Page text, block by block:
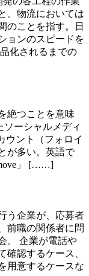
。物流においては
のことを指す。日
ョンのスピードを
化されるまでの
絶つことを意味
ソーシャルメディ
ウント（フォロイ
が多い。英語で
」 [……]
う企業が、応募者
前職の関係者に問
。 企業が電話や
確認するケース、
用意するケースな